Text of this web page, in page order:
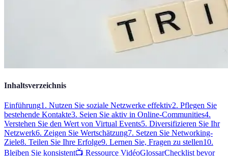
Inhaltsverzeichnis
Einführung1. Nutzen Sie soziale Netzwerke effektiv2. Pflegen Sie
bestehende Kontakte3. Seien Sie aktiv in Online-Communities4.
Verstehen Sie den Wert von Virtual Events5. Diversifizieren Sie Ihr
Netzwerk6. Zeigen Sie Wertschätzung7. Setzen Sie Networking-
Ziele8. Teilen Sie Ihre Erfolge9. Lernen Sie, Fragen zu stellen10.
Bleiben Sie konsistent📺 Ressource VidéoGlossarChecklist bevor